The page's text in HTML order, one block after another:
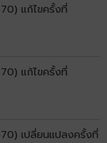
แก้ไขครั้งที่
แก้ไขครั้งที่
เปลี่ยนแปลงครั้งที่